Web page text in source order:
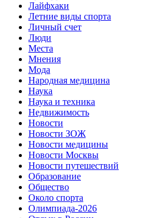
Лайфхаки
Летние виды спорта
Личный счет
Люди
Места
Мнения
Мода
Народная медицина
Наука
Наука и техника
Недвижимость
Новости
Новости ЗОЖ
Новости медицины
Новости Москвы
Новости путешествий
Образование
Общество
Около спорта
Олимпиада-2026